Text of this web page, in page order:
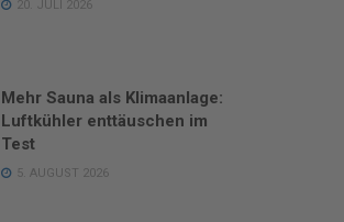
20. JULI 2026
Mehr Sauna als Klimaanlage:
Luftkühler enttäuschen im
Test
5. AUGUST 2026